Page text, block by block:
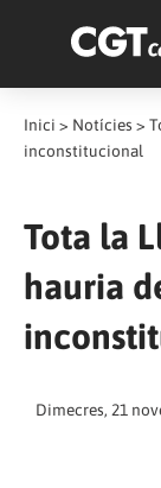
Inici > Notícies >
inconstitucional
Tota la
hauria
Dimecres, 21